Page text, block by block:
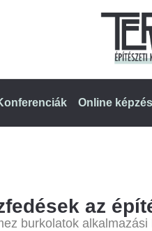
Online képzés
az
burkolatok